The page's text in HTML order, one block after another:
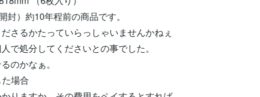
）約10年程前の商品です。
さるかたっていらっしゃいませんかねぇ
で処分してくださいとの事でした。
のかなぁ。
場合